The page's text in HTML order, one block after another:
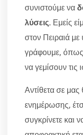
συνιστούμε να
λύσεις. Εμείς
στον Πειραιά
γράφουμε, όπως
να γεμίσουν τις
Αντίθετα σε μας
ενημέρωσης,
συγκρίνετε και